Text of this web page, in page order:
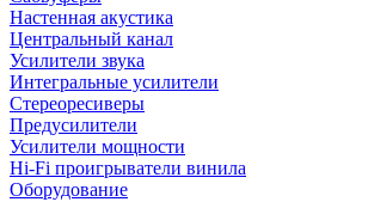
Настенная акустика
Центральный канал
Усилители звука
Интегральные усилители
Стереоресиверы
Предусилители
Усилители мощности
Hi-Fi проигрыватели винила
Оборудование